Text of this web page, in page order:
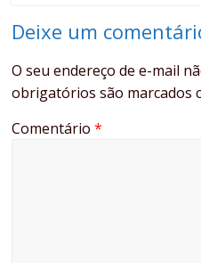
Deixe um
O seu endereço de e-mail
obrigatórios são marcados
Comentário*